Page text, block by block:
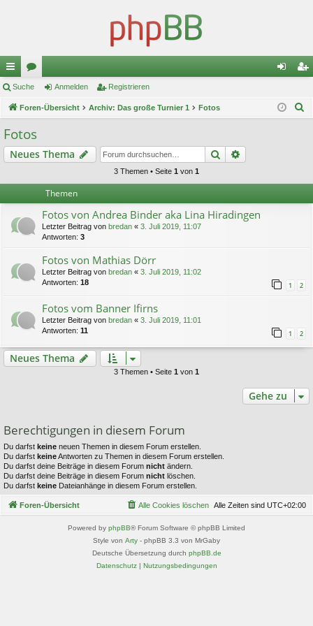
ch
ne
llz
ug
or
en m ist
Suche Anmelden Registrieren
Foren-Übersicht Archiv: Das große Turnier 1 Fotos
Fotos
Neues Thema Suche
3 Themen • Seite 1 von 1
Themen
Fotos von Andrea Binder aka Lina Hiradingen
Letzter Beitrag von bredan « 3. Juli 2019, 11:07
Antworten: 3
Fotos von Mathias Dörr
Letzter Beitrag von bredan « 3. Juli 2019, 11:02
Antworten: 18 1 2
Fotos vom Banner Ifirns
Letzter Beitrag von bredan « 3. Juli 2019, 11:01
Antworten: 11 1 2
Neues Thema
3 Themen • Seite 1 von 1
Gehe zu
Berechtigungen in diesem Forum
Du darfst keine neuen Themen in diesem Forum erstellen.
Du darfst keineAntworten zu Themen in diesem Forum erstellen.
Du darfst deine Beiträge in diesem Forum nicht ändern.
Du darfst deine Beiträge in diesem Forum nicht löschen.
Du darfst keine Dateianhänge in diesem Forum erstellen.
Foren-Übersicht Alle Zeiten sind UTC+02:00
Alle Cookies löschen
Powered by phpBB® Forum Software © phpBB Limited
Style von Arty - phpBB 3.3 von MrGaby
Deutsche Übersetzung durch phpBB.de
Datenschutz| Nutzungsbedingungen